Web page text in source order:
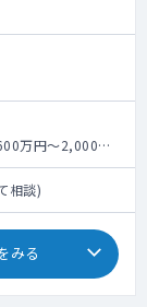
午前診3～4コマ、
程度
名程度
オペを行って頂
応もお願いする事
万円～2,000万
万円～
て変動あり）
相談)
みる